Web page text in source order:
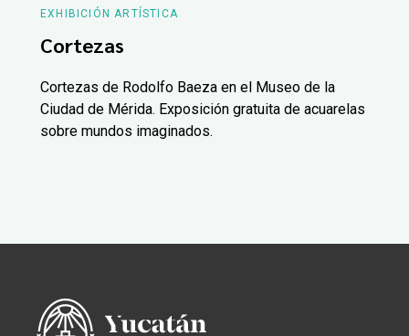
EXHIBICIÓN ARTÍSTICA
Cortezas
Cortezas de Rodolfo Baeza en el Museo de la
Ciudad de Mérida. Exposición gratuita de acuarelas
sobre mundos imaginados.